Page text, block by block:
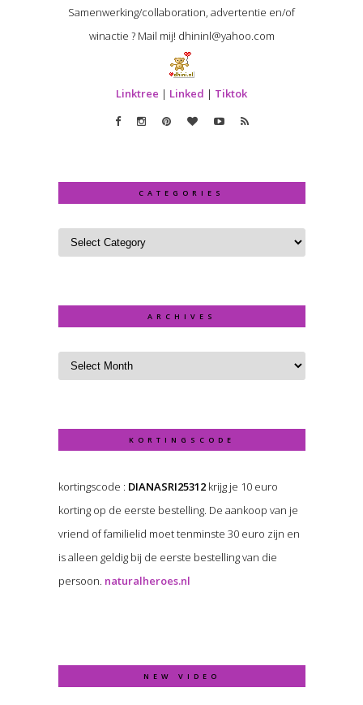
Samenwerking/collaboration, advertentie en/of
winactie ? Mail mij! dhininl@yahoo.com
Linktree | Linked | Tiktok
CATEGORIES
ARCHIVES
KORTINGSCODE
kortingscode : DIANASRI25312krijg je 10 euro
korting op de eerste bestelling. De aankoop van je
vriend of familielid moet tenminste 30 euro zijn en
is alleen geldig bij de eerste bestelling van die
persoon. naturalheroes.nl
NEW VIDEO